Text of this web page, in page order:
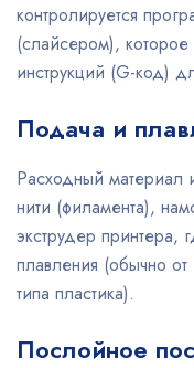
контролируется
(слайсером),
инструкций (G-код)
Подача и
Расходный материал
нити (филамента),
экструдер принтера,
плавления (обычно
типа пластика).
Послойное